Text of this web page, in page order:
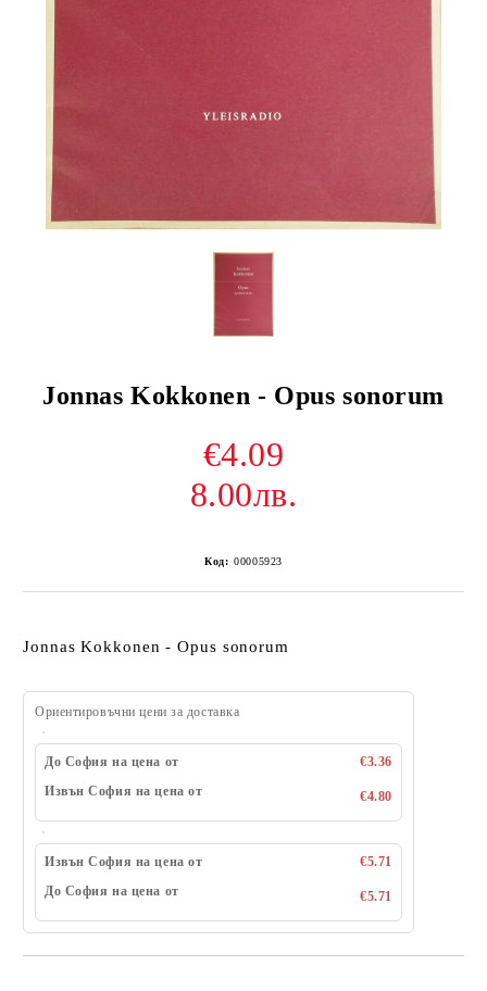
Jonnas Kokkonen - Opus sonorum
€4.09
8.00лв.
Код: 00005923
Jonnas Kokkonen - Opus sonorum
Ориентировъчни цени за доставка
До София на цена от
€3.36
Извън София на цена от
€4.80
Извън София на цена от
€5.71
До София на цена от
€5.71